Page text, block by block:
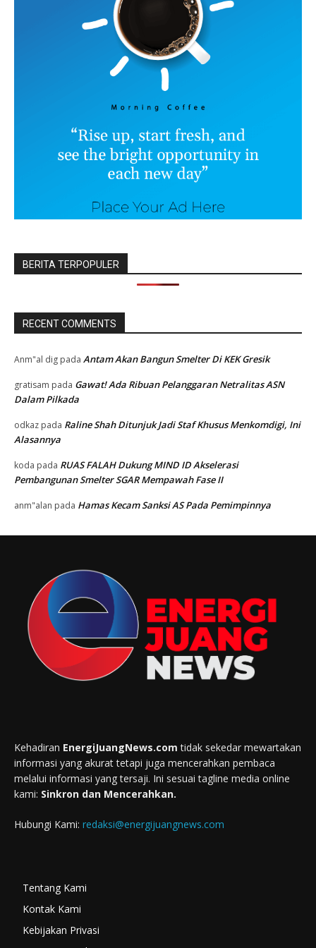
BERITA TERPOPULER
RECENT COMMENTS
Anm"al dig pada Antam Akan Bangun Smelter Di KEK Gresik
gratisam pada Gawat! Ada Ribuan Pelanggaran Netralitas ASN
Dalam Pilkada
odkaz pada Raline Shah Ditunjuk Jadi Staf Khusus Menkomdigi, Ini
Alasannya
koda pada RUAS FALAH Dukung MIND ID Akselerasi
Pembangunan Smelter SGAR Mempawah Fase II
anm"alan pada Hamas Kecam Sanksi AS Pada Pemimpinnya
Kehadiran EnergiJuangNews.com tidak sekedar mewartakan
informasi yang akurat tetapi juga mencerahkan pembaca
melalui informasi yang tersaji. Ini sesuai tagline media online
kami: Sinkron dan Mencerahkan.
Hubungi Kami: redaksi@energijuangnews.com
Tentang Kami
Kontak Kami
Kebijakan Privasi